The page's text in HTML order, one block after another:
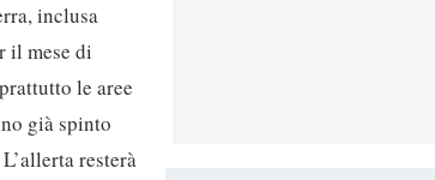
inclusa
il mese di
le aree
già spinto
resterà